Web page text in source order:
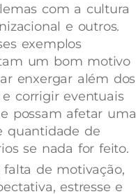
com a cultura
e outros.
exemplos
um bom motivo
enxergar além dos
corrigir eventuais
possam afetar uma
quantidade de
se nada for feito.
falta de motivação,
estresse e